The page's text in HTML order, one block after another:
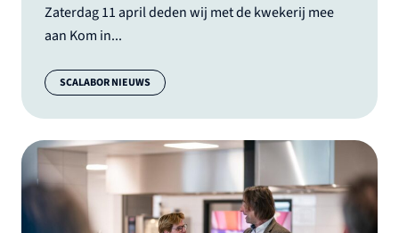
Zaterdag 11 april deden wij met de kwekerij mee
aan Kom in...
Categorie:
SCALABOR NIEUWS